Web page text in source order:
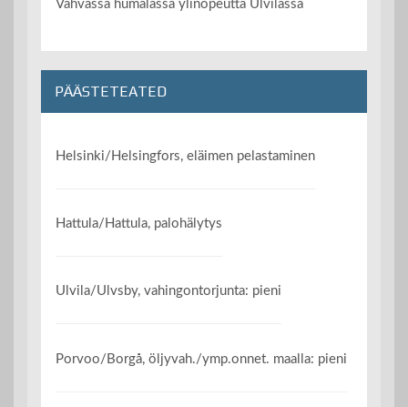
Vahvassa humalassa ylinopeutta Ulvilassa
PÄÄSTETEATED
Helsinki/Helsingfors, eläimen pelastaminen
Hattula/Hattula, palohälytys
Ulvila/Ulvsby, vahingontorjunta: pieni
Porvoo/Borgå, öljyvah./ymp.onnet. maalla: pieni